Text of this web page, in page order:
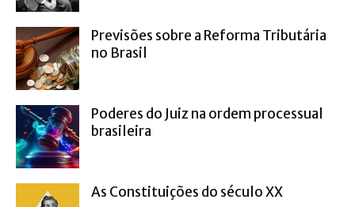
Previsões sobre a Reforma Tributária
no Brasil
Poderes do Juiz na ordem processual
brasileira
As Constituições do século XX